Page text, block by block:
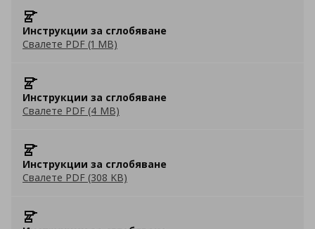
Инструкции за сглобяване
Свалете PDF (1 MB)
Инструкции за сглобяване
Свалете PDF (4 MB)
Инструкции за сглобяване
Свалете PDF (308 KB)